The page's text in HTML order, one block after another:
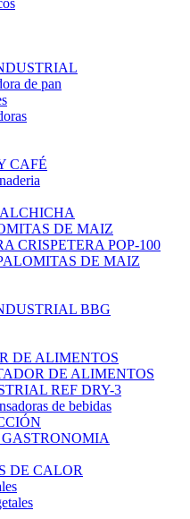
de pan
CAFÉ
DE MAIZ
CRISPETERA POP-100
DE MAIZ
BBG
DE ALIMENTOS
DE ALIMENTOS
REF DRY-3
de bebidas
DE CALOR